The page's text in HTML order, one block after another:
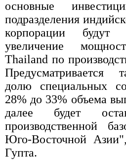
основные
подразделения
корпорации будут
увеличение
Thailand по
Предусматривается
долю специальных
28% до 33% объема
далее будет
производственной
Юго-Восточной
Гупта.